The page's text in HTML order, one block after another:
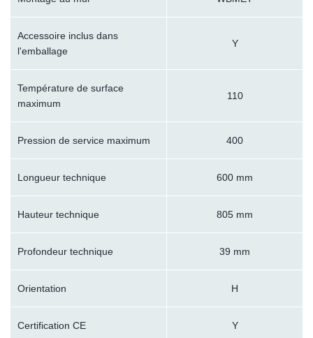
Accessoire inclus dans
l'emballage
Y
Température de surface
maximum
110
Pression de service maximum 400
Longueur technique 600 mm
Hauteur technique 805 mm
Profondeur technique 39 mm
Orientation H
Certification CE Y